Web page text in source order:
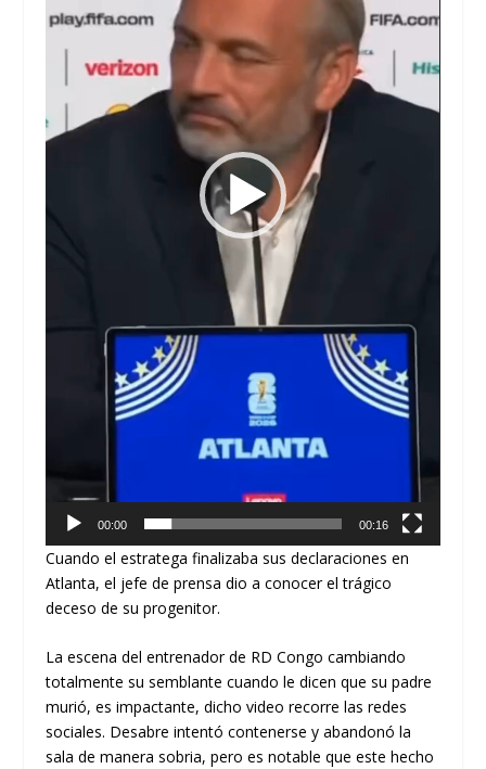
00:00 00:16
Cuando el estratega finalizaba sus declaraciones en
Atlanta, el jefe de prensa dio a conocer el trágico
deceso de su progenitor.
La escena del entrenador de RD Congo cambiando
totalmente su semblante cuando le dicen que su padre
murió, es impactante, dicho video recorre las redes
sociales. Desabre intentó contenerse y abandonó la
sala de manera sobria, pero es notable que este hecho